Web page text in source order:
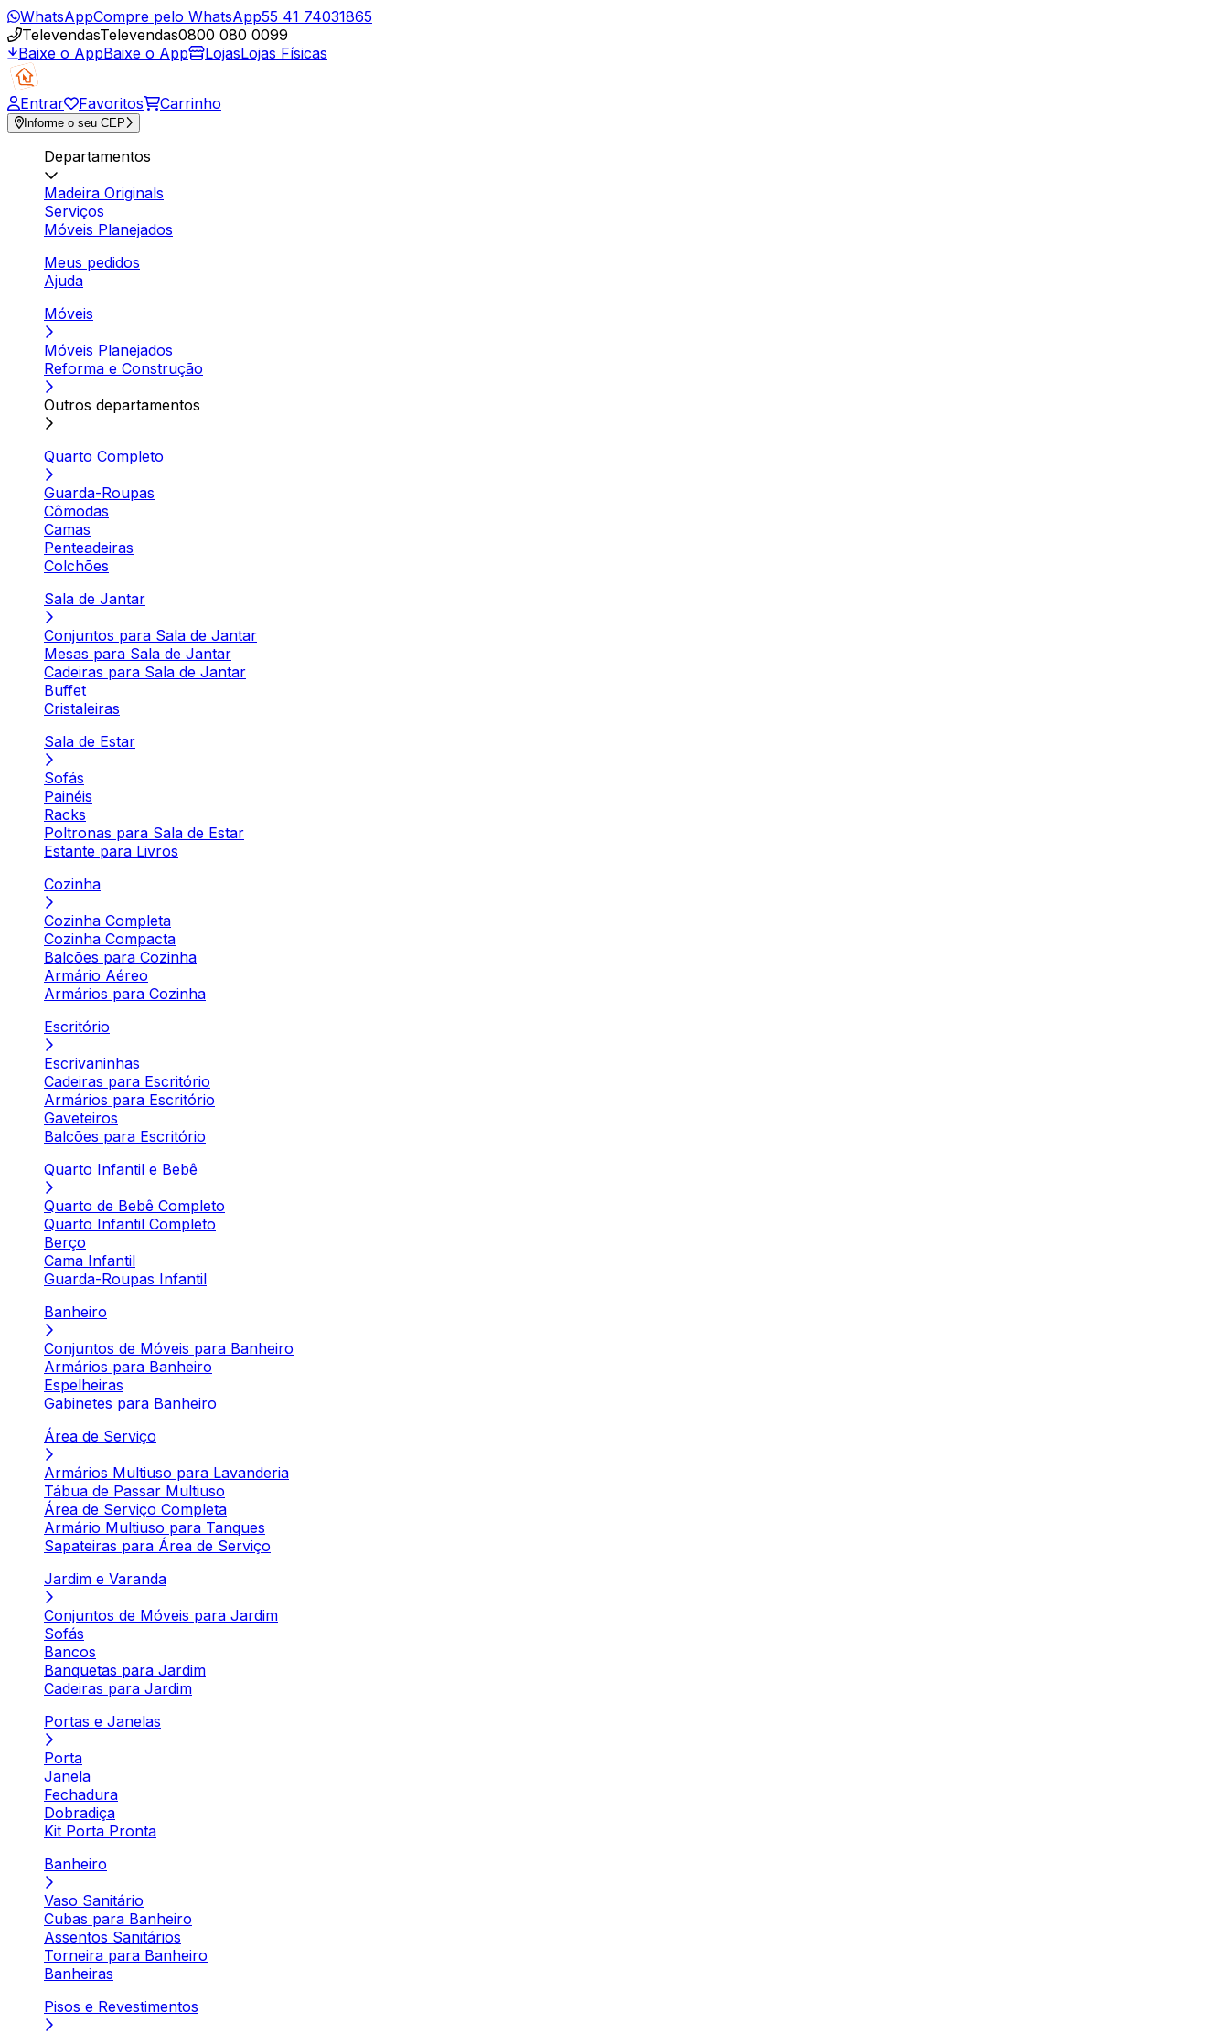
WhatsAppCompre pelo WhatsApp55 41 74031865
TelevendasTelevendas0800 080 0099
Baixe o AppBaixe o App LojasLojas Físicas
Entrar Favoritos Carrinho
Informe o seu CEP
Departamentos
Madeira Originals
Serviços
Móveis Planejados
Meus pedidos
Ajuda
Móveis
Móveis Planejados
Reforma e Construção
Outros departamentos
Quarto Completo
Guarda-Roupas
Cômodas
Camas
Penteadeiras
Colchões
Sala de Jantar
Conjuntos para Sala de Jantar
Mesas para Sala de Jantar
Cadeiras para Sala de Jantar
Buffet
Cristaleiras
Sala de Estar
Sofás
Painéis
Racks
Poltronas para Sala de Estar
Estante para Livros
Cozinha
Cozinha Completa
Cozinha Compacta
Balcões para Cozinha
Armário Aéreo
Armários para Cozinha
Escritório
Escrivaninhas
Cadeiras para Escritório
Armários para Escritório
Gaveteiros
Balcões para Escritório
Quarto Infantil e Bebê
Quarto de Bebê Completo
Quarto Infantil Completo
Berço
Cama Infantil
Guarda-Roupas Infantil
Banheiro
Conjuntos de Móveis para Banheiro
Armários para Banheiro
Espelheiras
Gabinetes para Banheiro
Área de Serviço
Armários Multiuso para Lavanderia
Tábua de Passar Multiuso
Área de Serviço Completa
Armário Multiuso para Tanques
Sapateiras para Área de Serviço
Jardim e Varanda
Conjuntos de Móveis para Jardim
Sofás
Bancos
Banquetas para Jardim
Cadeiras para Jardim
Portas e Janelas
Porta
Janela
Fechadura
Dobradiça
Kit Porta Pronta
Banheiro
Vaso Sanitário
Cubas para Banheiro
Assentos Sanitários
Torneira para Banheiro
Banheiras
Pisos e Revestimentos